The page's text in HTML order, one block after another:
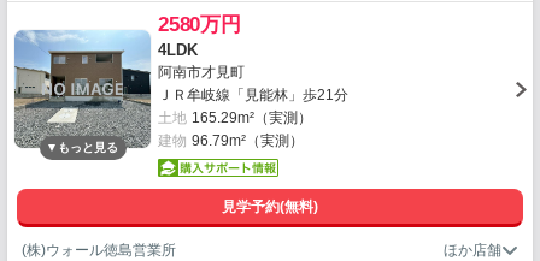
2580万円
4LDK
阿南市才見町
ＪＲ牟岐線「見能林」歩21分
土地 165.29m²（実測）
建物 96.79m²（実測）
見学予約(無料)
(株)ウォール徳島営業所